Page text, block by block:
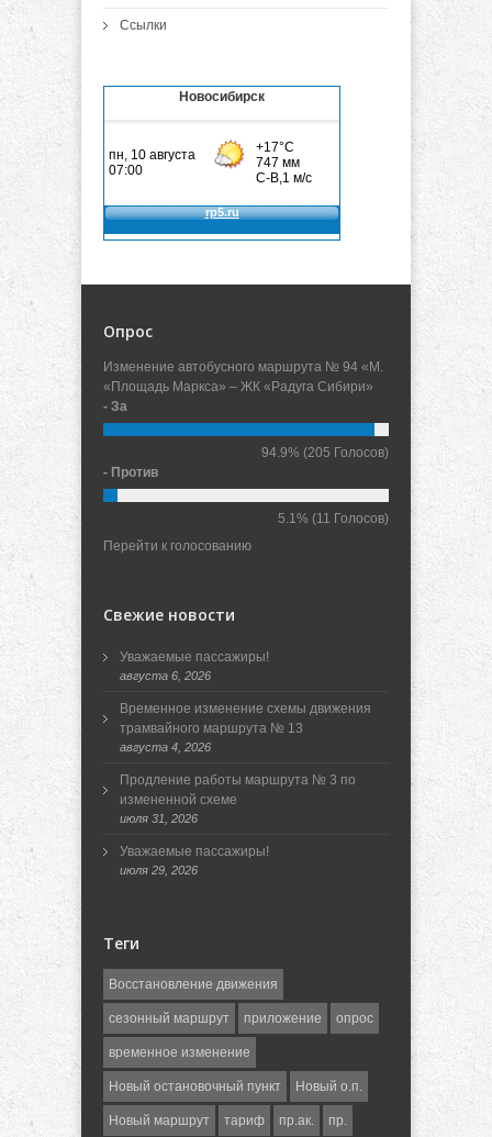
Ссылки
Новосибирск
Опрос
Изменение автобусного маршрута № 94 «М.
«Площадь Маркса» – ЖК «Радуга Сибири»
- За
94.9% (205 Голосов)
- Против
5.1% (11 Голосов)
Перейти к голосованию
Свежие новости
Уважаемые пассажиры!
августа 6, 2026
Временное изменение схемы движения
трамвайного маршрута № 13
августа 4, 2026
Продление работы маршрута № 3 по
измененной схеме
июля 31, 2026
Уважаемые пассажиры!
июля 29, 2026
Теги
Восстановление движения
сезонный маршрут приложение опрос
временное изменение
Новый остановочный пункт Новый о.п.
Новый маршрут тариф пр.ак. пр.